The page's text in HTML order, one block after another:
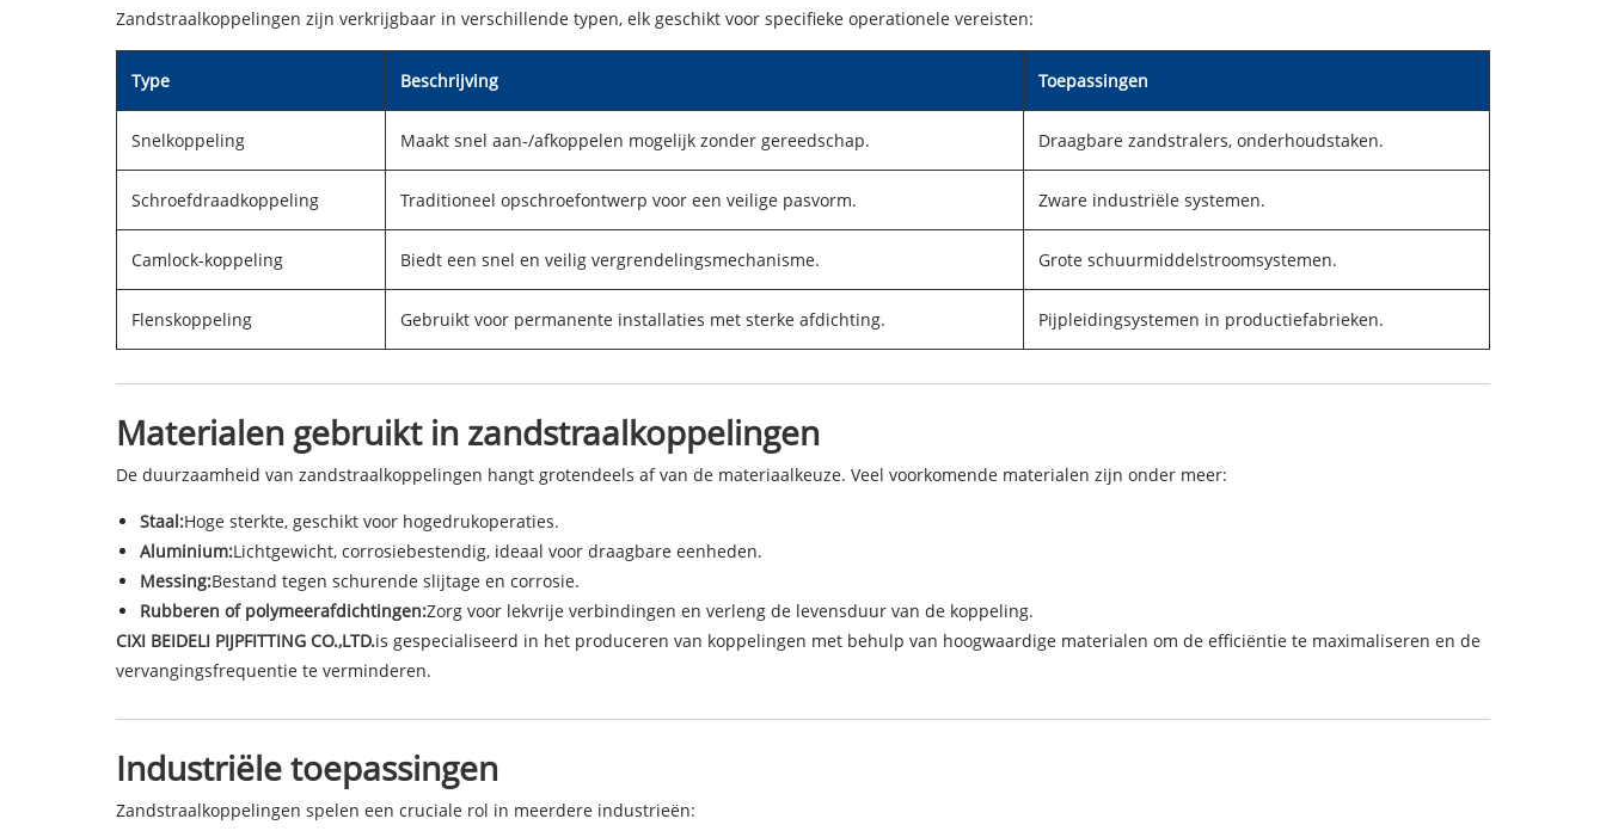
Zandstraalkoppelingen zijn verkrijgbaar in verschillende typen, elk geschikt voor specifieke operationele vereisten:
Type Beschrijving Toepassingen
Snelkoppeling Maakt snel aan-/afkoppelen mogelijk zonder gereedschap. Draagbare zandstralers, onderhoudstaken.
Schroefdraadkoppeling Traditioneel opschroefontwerp voor een veilige pasvorm. Zware industriële systemen.
Camlock-koppeling Biedt een snel en veilig vergrendelingsmechanisme. Grote schuurmiddelstroomsystemen.
Flenskoppeling Gebruikt voor permanente installaties met sterke afdichting. Pijpleidingsystemen in productiefabrieken.
Materialen gebruikt in zandstraalkoppelingen
De duurzaamheid van zandstraalkoppelingen hangt grotendeels af van de materiaalkeuze. Veel voorkomende materialen zijn onder meer:
Staal:Hoge sterkte, geschikt voor hogedrukoperaties.
Aluminium:Lichtgewicht, corrosiebestendig, ideaal voor draagbare eenheden.
Messing:Bestand tegen schurende slijtage en corrosie.
Rubberen of polymeerafdichtingen:Zorg voor lekvrije verbindingen en verleng de levensduur van de koppeling.
CIXI BEIDELI PIJPFITTING CO.,LTD.is gespecialiseerd in het produceren van koppelingen met behulp van hoogwaardige materialen om de efficiëntie te maximaliseren en de
vervangingsfrequentie te verminderen.
Industriële toepassingen
Zandstraalkoppelingen spelen een cruciale rol in meerdere industrieën: